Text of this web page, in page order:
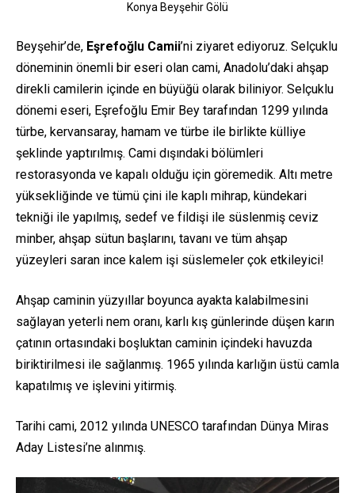
Konya Beyşehir Gölü
Beyşehir’de, Eşrefoğlu Camii’ni ziyaret ediyoruz. Selçuklu
döneminin önemli bir eseri olan cami, Anadolu’daki ahşap
direkli camilerin içinde en büyüğü olarak biliniyor. Selçuklu
dönemi eseri, Eşrefoğlu Emir Bey tarafından 1299 yılında
türbe, kervansaray, hamam ve türbe ile birlikte külliye
şeklinde yaptırılmış. Cami dışındaki bölümleri
restorasyonda ve kapalı olduğu için göremedik. Altı metre
yüksekliğinde ve tümü çini ile kaplı mihrap, kündekari
tekniği ile yapılmış, sedef ve fildişi ile süslenmiş ceviz
minber, ahşap sütun başlarını, tavanı ve tüm ahşap
yüzeyleri saran ince kalem işi süslemeler çok etkileyici!
Ahşap caminin yüzyıllar boyunca ayakta kalabilmesini
sağlayan yeterli nem oranı, karlı kış günlerinde düşen karın
çatının ortasındaki boşluktan caminin içindeki havuzda
biriktirilmesi ile sağlanmış. 1965 yılında karlığın üstü camla
kapatılmış ve işlevini yitirmiş.
Tarihi cami, 2012 yılında UNESCO tarafından Dünya Miras
Aday Listesi’ne alınmış.